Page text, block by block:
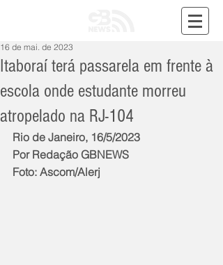
Itaboraí terá passarela em frente à
escola onde estudante morreu
atropelado na RJ-104
16 de mai. de 2023
Rio de Janeiro, 16/5/2023
Por Redação GBNEWS
Foto: Ascom/Alerj